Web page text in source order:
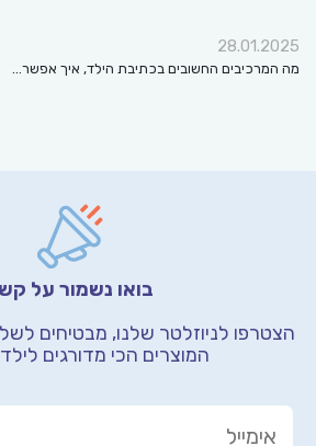
28.01.2025
מה המרכיבים החשובים בכתיבת הילד, איך אפשר…
בואו נשמור על
הצטרפו לניוזלטר שלנו, מבטיחים
המוצרים הכי מדורגים